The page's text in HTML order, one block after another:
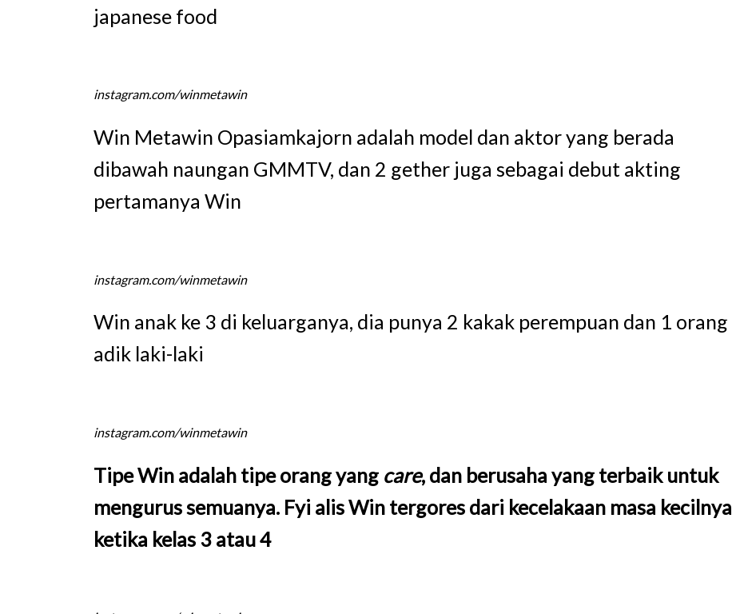
japanese food
instagram.com/winmetawin
Win Metawin Opasiamkajorn adalah model dan aktor yang berada
dibawah naungan GMMTV, dan 2 gether juga sebagai debut akting
pertamanya Win
instagram.com/winmetawin
Win anak ke 3 di keluarganya, dia punya 2 kakak perempuan dan 1 orang
adik laki-laki
instagram.com/winmetawin
Tipe Win adalah tipe orang yang care, dan berusaha yang terbaik untuk
mengurus semuanya. Fyi alis Win tergores dari kecelakaan masa kecilnya
ketika kelas 3 atau 4